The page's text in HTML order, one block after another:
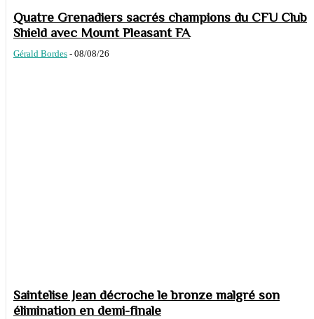
Quatre Grenadiers sacrés champions du CFU Club
Shield avec Mount Pleasant FA
Gérald Bordes - 08/08/26
Saintelise Jean décroche le bronze malgré son
élimination en demi-finale